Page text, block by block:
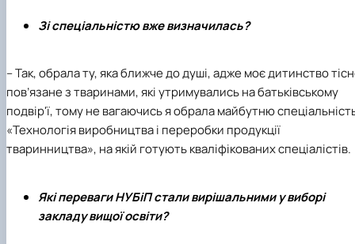
Зі спеціальністю вже визначилась?
– Так, обрала ту, яка ближче до душі, адже моє дитинство
пов’язане з тваринами, які утримувались на батьківському
подвір'ї, тому не вагаючись я обрала майбутню
«Технологія виробництва і переробки продукції
тваринництва», на якій готують кваліфікованих спеціалістів.
Які перевагиНУБіПстали вирішальними у виборі
закладу вищої освіти?